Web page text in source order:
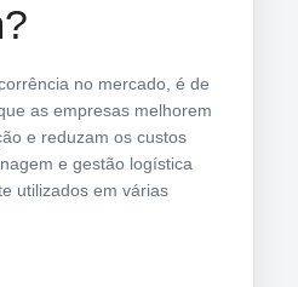
no mercado, é de
as empresas melhorem
e reduzam os custos
e gestão logística
utilizados em várias